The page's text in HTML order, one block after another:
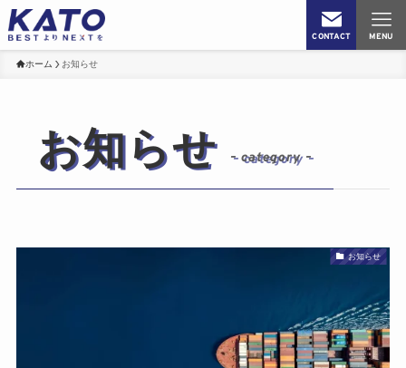
CONTACT MENU
ホーム お知らせ
お知らせ – category –
お知らせ